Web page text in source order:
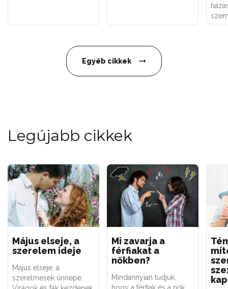
Egyéb cikkek
Legújabb cikkek
Május elseje, a
szerelem ideje
Május elseje, a
szerelmesek ünnepe.
Mi zavarja a
férfiakat a
nőkben?
Mindannyian tudjuk,